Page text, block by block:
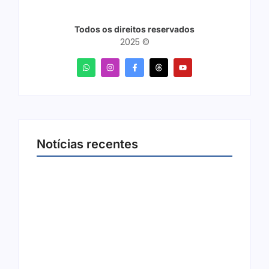
Todos os direitos reservados
2025 ©
Notícias recentes